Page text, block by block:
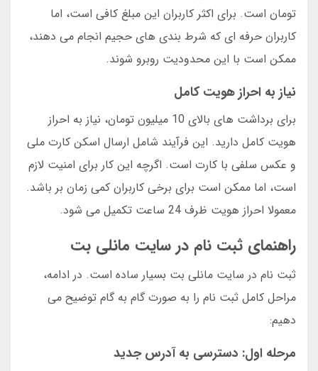
تومان است. برای اکثر کاربران این مبلغ کافی است، اما
کاربران حرفه ای که شرط بندی های حجیم انجام می دهند،
ممکن است با این محدودیت روبرو شوند.
نیاز به احراز هویت کامل
برای برداشت های بالای 10 میلیون تومان، نیاز به احراز
هویت کامل دارید. این فرآیند شامل ارسال اسکن کارت ملی
و عکس سلفی با کارت است. اگرچه این کار برای امنیت لازم
است، اما ممکن است برای برخی کاربران کمی زمان بر باشد.
معمولا احراز هویت ظرف 24 ساعت تکمیل می شود.
راهنمای ثبت نام در سایت مانلی بت
ثبت نام در سایت مانلی بت بسیار ساده است. در ادامه،
مراحل کامل ثبت نام را به صورت گام به گام توضیح می
دهیم:
مرحله اول: دسترسی به آدرس جدید